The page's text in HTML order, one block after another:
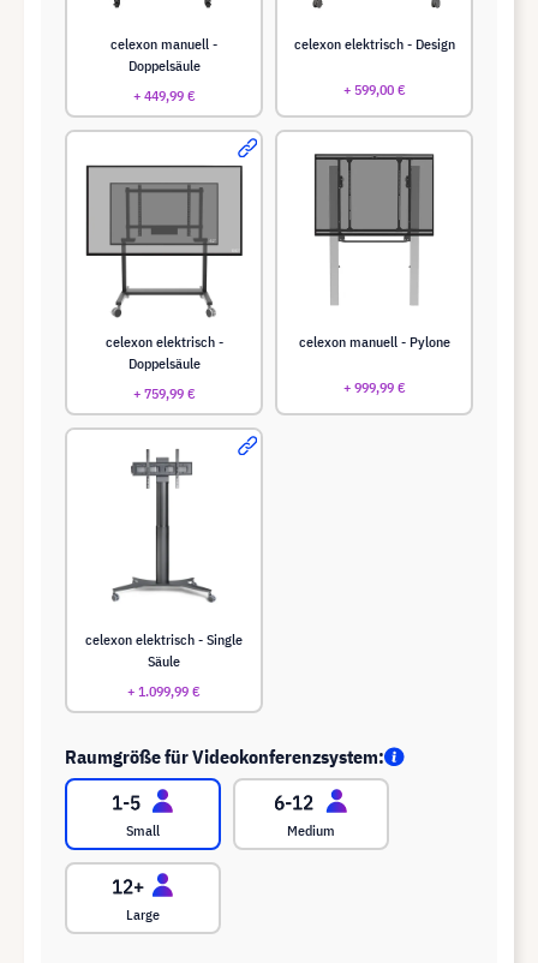
celexon manuell -
Doppelsäule
+ 449,99 €
celexon elektrisch - Design
+ 599,00 €
celexon elektrisch -
Doppelsäule
+ 759,99 €
celexon manuell - Pylone
+ 999,99 €
celexon elektrisch - Single
Säule
+ 1.099,99 €
Raumgröße für Videokonferenzsystem:
Small Medium
Large